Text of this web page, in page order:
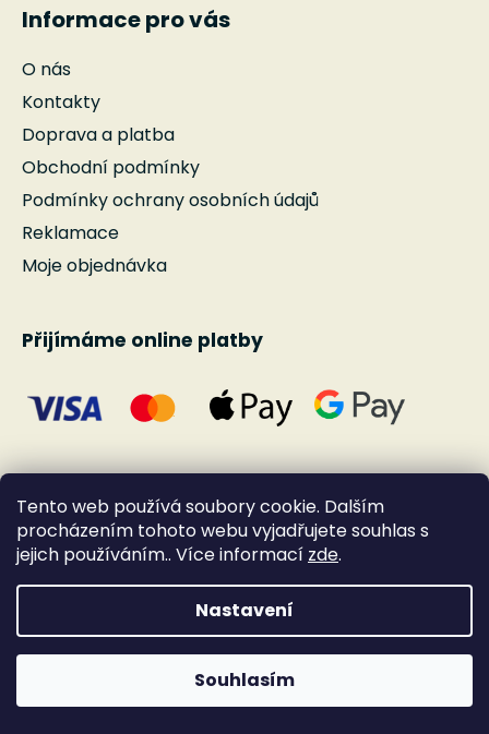
Tento web používá soubory cookie. Dalším
procházením tohoto webu vyjadřujete souhlas s
jejich používáním.. Více informací zde.
Nastavení
Souhlasím
Informace pro vás
O nás
Kontakty
Doprava a platba
Obchodní podmínky
Podmínky ochrany osobních údajů
Reklamace
Moje objednávka
Přijímáme online platby
Vytvořil Shoptet
Copyright 2026Andante. Všechna práva
vyhrazena.